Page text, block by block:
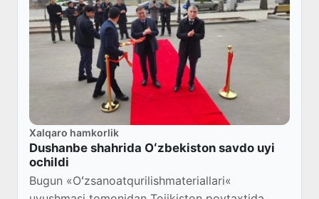
Xalqaro hamkorlik
Dushanbe shahrida Oʻzbekiston savdo uyi
ochildi
Bugun «Oʻzsanoatqurilishmateriallari«